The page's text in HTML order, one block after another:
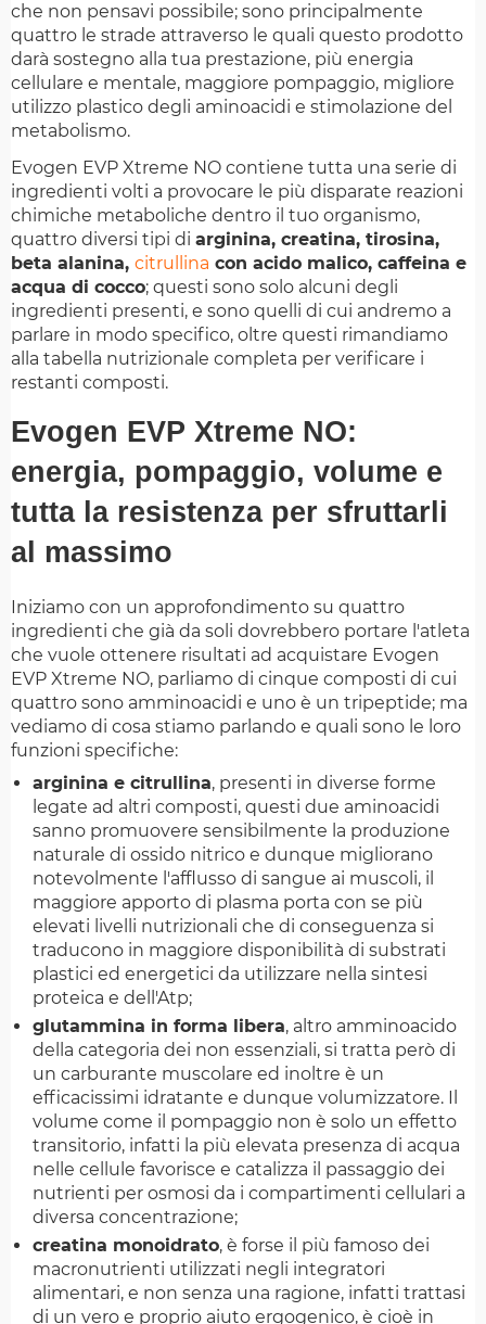
che non pensavi possibile; sono principalmente
quattro le strade attraverso le quali questo prodotto
darà sostegno alla tua prestazione, più energia
cellulare e mentale, maggiore pompaggio, migliore
utilizzo plastico degli aminoacidi e stimolazione del
metabolismo.
Evogen EVP Xtreme NO contiene tutta una serie di
ingredienti volti a provocare le più disparate reazioni
chimiche metaboliche dentro il tuo organismo,
quattro diversi tipi di arginina, creatina, tirosina,
beta alanina, citrullina con acido malico, caffeina e
acqua di cocco; questi sono solo alcuni degli
ingredienti presenti, e sono quelli di cui andremo a
parlare in modo specifico, oltre questi rimandiamo
alla tabella nutrizionale completa per verificare i
restanti composti.
Evogen EVP Xtreme NO:
energia, pompaggio, volume e
tutta la resistenza per sfruttarli
al massimo
Iniziamo con un approfondimento su quattro
ingredienti che già da soli dovrebbero portare l'atleta
che vuole ottenere risultati ad acquistare Evogen
EVP Xtreme NO, parliamo di cinque composti di cui
quattro sono amminoacidi e uno è un tripeptide; ma
vediamo di cosa stiamo parlando e quali sono le loro
funzioni specifiche:
arginina e citrullina, presenti in diverse forme
legate ad altri composti, questi due aminoacidi
sanno promuovere sensibilmente la produzione
naturale di ossido nitrico e dunque migliorano
notevolmente l'afflusso di sangue ai muscoli, il
maggiore apporto di plasma porta con se più
elevati livelli nutrizionali che di conseguenza si
traducono in maggiore disponibilità di substrati
plastici ed energetici da utilizzare nella sintesi
proteica e dell'Atp;
glutammina in forma libera, altro amminoacido
della categoria dei non essenziali, si tratta però di
un carburante muscolare ed inoltre è un
efficacissimi idratante e dunque volumizzatore. Il
volume come il pompaggio non è solo un effetto
transitorio, infatti la più elevata presenza di acqua
nelle cellule favorisce e catalizza il passaggio dei
nutrienti per osmosi da i compartimenti cellulari a
diversa concentrazione;
creatina monoidrato, è forse il più famoso dei
macronutrienti utilizzati negli integratori
alimentari, e non senza una ragione, infatti trattasi
di un vero e proprio aiuto ergogenico, è cioè in